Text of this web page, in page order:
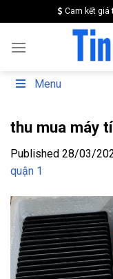
to
content
Cam kết giá
Menu
thu mua máy
Published 28/03/
quận 1